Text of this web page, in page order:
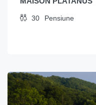
30 Pensiune